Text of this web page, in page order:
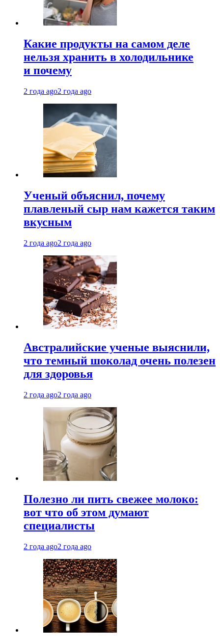
Какие продукты на самом деле
нельзя хранить в холодильнике
и почему
2 года ago2 года ago
Ученый объяснил, почему
плавленый сыр нам кажется таким
вкусным
2 года ago2 года ago
Австралийские ученые выяснили,
что темный шоколад очень полезен
для здоровья
2 года ago2 года ago
Полезно ли пить свежее молоко:
вот что об этом думают
специалисты
2 года ago2 года ago